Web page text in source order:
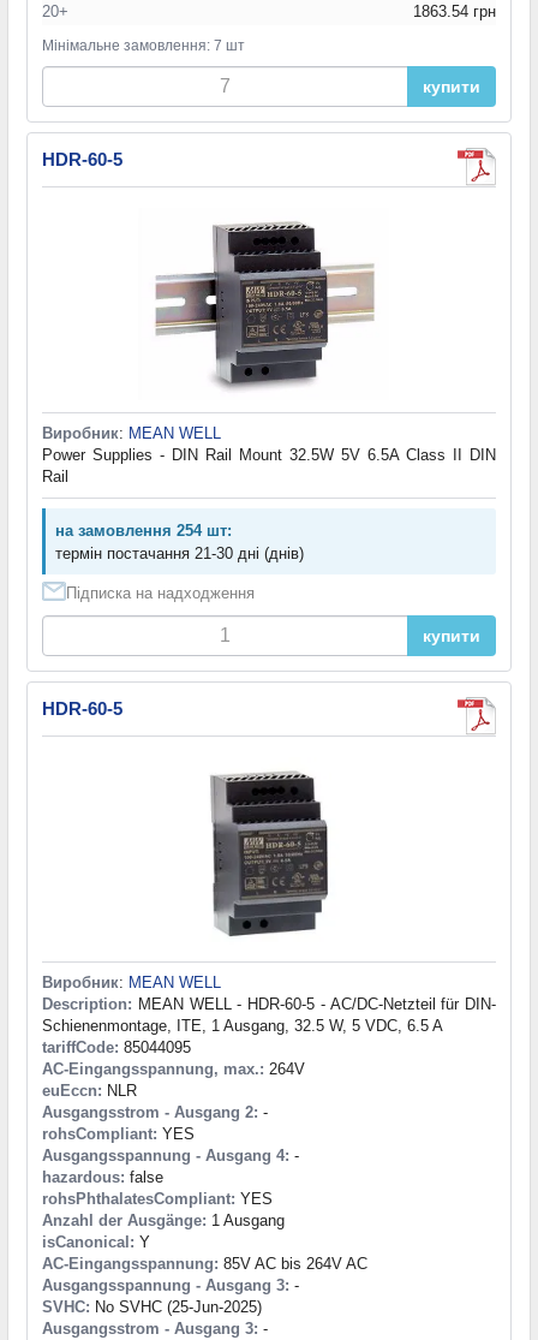
20+
1863.54 грн
Мінімальне замовлення: 7 шт
купити
HDR-60-5
Виробник: MEAN WELL
Power Supplies - DIN Rail Mount 32.5W 5V 6.5A Class II DIN
Rail
на замовлення 254 шт:
термін постачання 21-30 дні (днів)
Підписка на надходження
купити
HDR-60-5
Виробник: MEAN WELL
Description: MEAN WELL - HDR-60-5 - AC/DC-Netzteil für DIN-
Schienenmontage, ITE, 1 Ausgang, 32.5 W, 5 VDC, 6.5 A
tariffCode: 85044095
AC-Eingangsspannung, max.: 264V
euEccn: NLR
Ausgangsstrom - Ausgang 2: -
rohsCompliant: YES
Ausgangsspannung - Ausgang 4: -
hazardous: false
rohsPhthalatesCompliant: YES
Anzahl der Ausgänge: 1 Ausgang
isCanonical: Y
AC-Eingangsspannung: 85V AC bis 264V AC
Ausgangsspannung - Ausgang 3: -
SVHC: No SVHC (25-Jun-2025)
Ausgangsstrom - Ausgang 3: -